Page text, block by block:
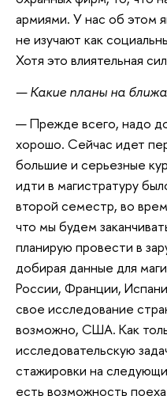
армиями. У нас об этом
не изучают как
Хотя это влиятельная
— Какие планы на
— Прежде всего, надо
хорошо. Сейчас идет
большие и серьезные
идти в магистратуру
второй семестр, во
что мы будем
планирую провести в
добирая данные для
России, Франции,
свое исследование
возможно, США. Как
исследовательскую
стажировки на
есть возможность